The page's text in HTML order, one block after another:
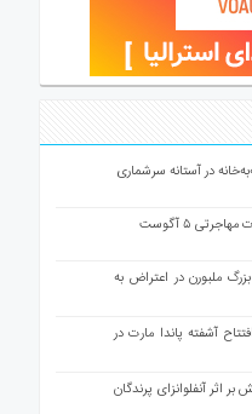
در آستانه سرشماری
۵ آگوست
ملبورن در اعتراض به
آشفته پاندا مارت در
اثر آنفلوانزای پرندگان